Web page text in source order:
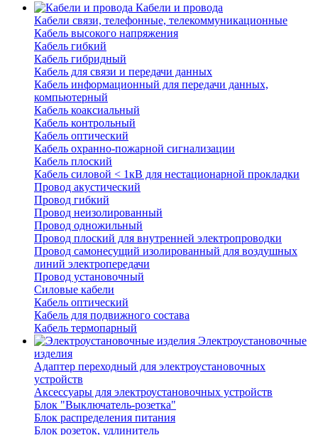
Кабели и провода
Кабели связи, телефонные, телекоммуникационные
Кабель высокого напряжения
Кабель гибкий
Кабель гибридный
Кабель для связи и передачи данных
Кабель информационный для передачи данных,
компьютерный
Кабель коаксиальный
Кабель контрольный
Кабель оптический
Кабель охранно-пожарной сигнализации
Кабель плоский
Кабель силовой < 1кВ для нестационарной прокладки
Провод акустический
Провод гибкий
Провод неизолированный
Провод одножильный
Провод плоский для внутренней электропроводки
Провод самонесущий изолированный для воздушных
линий электропередачи
Провод установочный
Силовые кабели
Кабель оптический
Кабель для подвижного состава
Кабель термопарный
Электроустановочные
изделия
Адаптер переходный для электроустановочных
устройств
Аксессуары для электроустановочных устройств
Блок "Выключатель-розетка"
Блок распределения питания
Блок розеток, удлинитель